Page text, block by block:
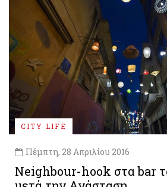
CITY LIFE
Πέμπτη, 28 Απριλίου 2016
Neighbour-hook στα bar